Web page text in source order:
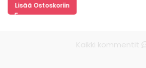
Lisää Ostoskoriin